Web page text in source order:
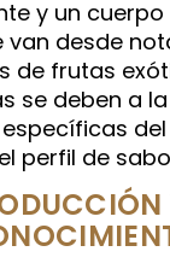
y un
van desde
de frutas
se deben a
perfil de